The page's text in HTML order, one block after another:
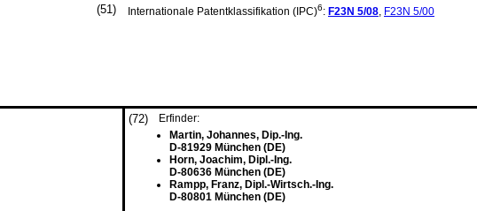
(51) Internationale Patentklassifikation (IPC)6: F23N 5/08, F23N 5/00
(72)
Erfinder:
Martin, Johannes, Dip.-Ing.
D-81929 München (DE)
Horn, Joachim, Dipl.-Ing.
D-80636 München (DE)
Rampp, Franz, Dipl.-Wirtsch.-Ing.
D-80801 München (DE)